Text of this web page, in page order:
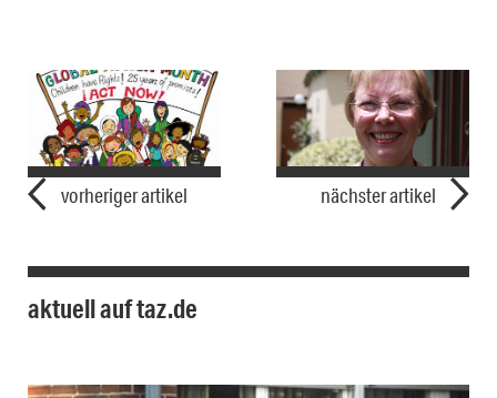
vorheriger artikel nächster artikel
aktuell auf taz.de